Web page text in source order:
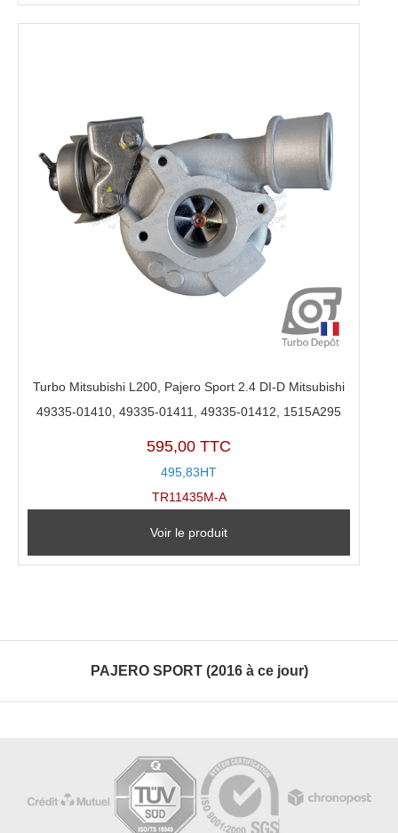
Turbo Mitsubishi L200, Pajero Sport 2.4 DI-D Mitsubishi
49335-01410, 49335-01411, 49335-01412, 1515A295
595,00 TTC
495,83HT
TR11435M-A
Voir le produit
PAJERO SPORT (2016 à ce jour)